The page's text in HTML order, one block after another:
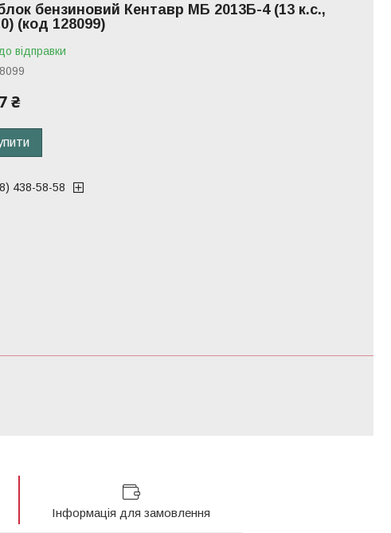
бензиновий Кентавр МБ 2013Б-4 (13 к.с.,
(код 128099)
відправки
₴
438-58-58
Інформація для замовлення